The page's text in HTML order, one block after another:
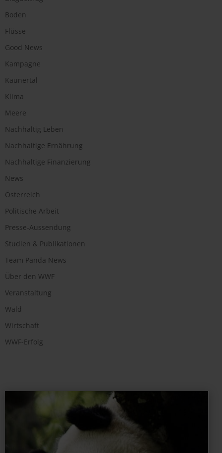
Boden
Flüsse
Good News
Kampagne
Kaunertal
Klima
Meere
Nachhaltig Leben
Nachhaltige Ernährung
Nachhaltige Finanzierung
News
Österreich
Politische Arbeit
Presse-Aussendung
Studien & Publikationen
Team Panda News
Über den WWF
Veranstaltung
Wald
Wirtschaft
WWF-Erfolg